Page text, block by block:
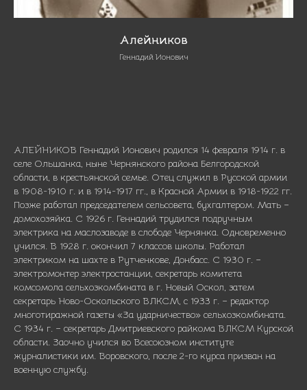
Алейников
Геннадий Ионович
АЛЕЙНИКОВ Геннадий Ионович родился 14 февраля 1914 г. в
селе Ольшанка, ныне Чернянского района Белгородской
области, в крестьянской семье. Отец служил в Русской армии
в 1908-1910 г. и в 1914-1917 гг., в Красной Армии в 1918-1922 гг.
Позже работал председателем сельсовета, бухгалтером. Мать –
домохозяйка. С 1926 г. Геннадий трудился подручным
электрика на маслозаводе в слободе Чернянка. Одновременно
учился. В 1928 г. окончил 7 классов школы. Работал
электриком на шахте в Рутченкове, Донбасс. С 1930 г. –
электромонтер электростанции, секретарь комитета
комсомола сельхозкомбината в г. Новый Оскол, затем
секретарь Ново-Оскольского ВЛКСМ, с 1933 г. – редактор
многотиражной газеты «За ударничество» сельхозкомбината.
С 1934 г. – секретарь Дмитриевского райкома ВЛКСМ Курской
области. Заочно учился во Всесоюзном институте
журналистики им. Воровского, после 2-го курса призван на
военную службу.